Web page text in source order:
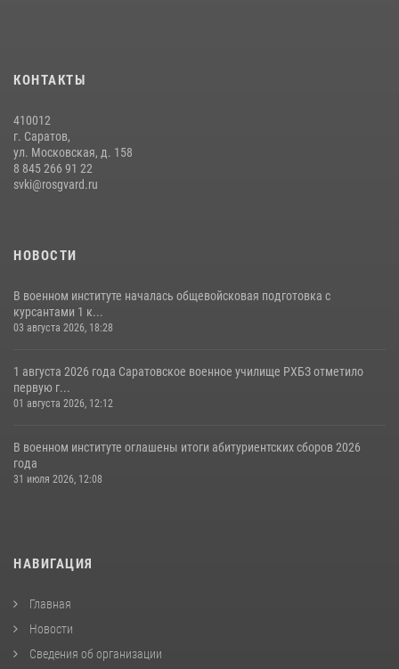
31 июля 2026, 12:08
КОНТАКТЫ
410012
г. Саратов,
ул. Московская, д. 158
8 845 266 91 22
svki@rosgvard.ru
НОВОСТИ
В военном институте началась общевойсковая подготовка с
курсантами 1 к...
03 августа 2026, 18:28
1 августа 2026 года Саратовское военное училище РХБЗ отметило
первую г...
01 августа 2026, 12:12
В военном институте оглашены итоги абитуриентских сборов 2026
года
31 июля 2026, 12:08
НАВИГАЦИЯ
Главная
Новости
Сведения об организации